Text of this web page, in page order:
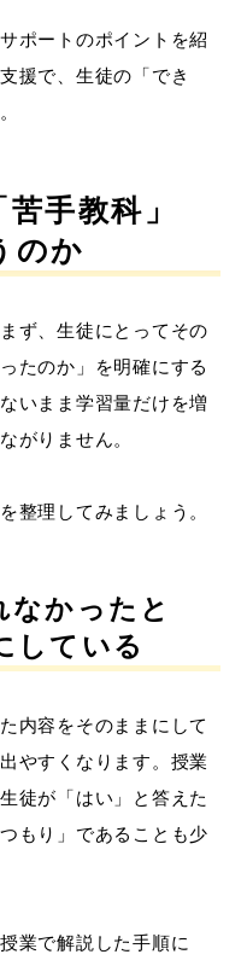
ポートのポイントを紹
援で、生徒の「でき
手教科」
のか
ず、生徒にとってその
たのか」を明確にする
いまま学習量だけを増
がりません。
整理してみましょう。
なかったと
している
内容をそのままにして
やすくなります。授業
徒が「はい」と答えた
もり」であることも少
業で解説した手順に